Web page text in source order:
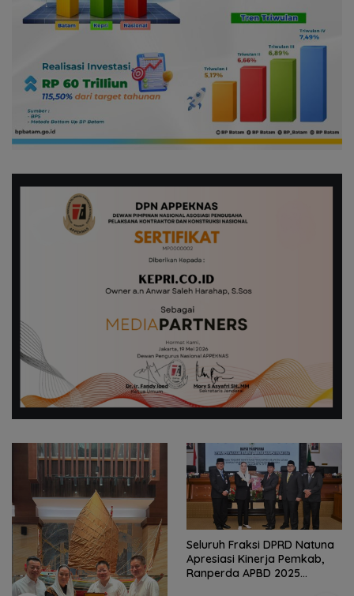
Seluruh Fraksi DPRD Natuna
Apresiasi Kinerja Pemkab,
Ranperda APBD 2025
Disetujui Bulat
Kirim 4 Atlet, Bawa Pulang 4
Medali: Pembuktian Skuad
Karate Natuna di Ekshibisi